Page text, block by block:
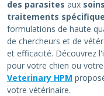
des parasites aux
traitements
formulations de haute
de chercheurs et de
et efficacité. Découvrez
pour votre chien ou
Veterinary HPM
votre vétérinaire.